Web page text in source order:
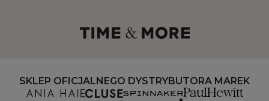
SKLEP OFICJALNEGO DYSTRYBUTORA MAREK